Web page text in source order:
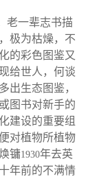
老一辈志书描
极为枯燥，不
的彩色图鉴又
给世人，何谈
出生态图鉴，
图书对新手的
建设的重要组
对植物所植物
镛1930年去英
年前的不满情